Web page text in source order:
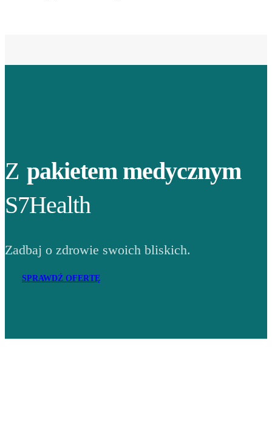
Z pakietem medycznym
S7Health
Zadbaj o zdrowie swoich bliskich.
SPRAWDŹ OFERTĘ